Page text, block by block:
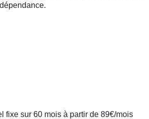
fixe sur 60 mois à partir de 89€/mois